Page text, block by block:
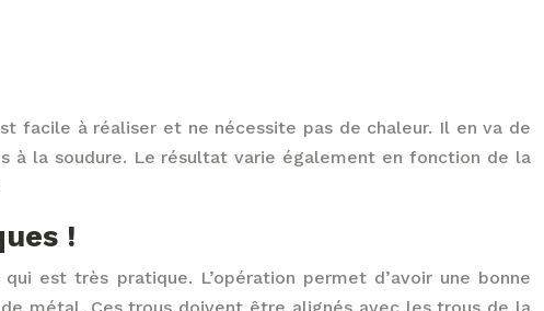
facile à réaliser et ne nécessite pas de chaleur. Il en va de
à la soudure. Le résultat varie également en fonction de la
!
est très pratique. L’opération permet d’avoir une bonne